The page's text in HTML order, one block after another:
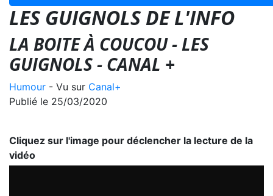
LES GUIGNOLS DE L'INFO
LA BOITE À COUCOU - LES
GUIGNOLS - CANAL +
Humour - Vu sur Canal+
Publié le 25/03/2020
Cliquez sur l'image pour déclencher la lecture de la
vidéo